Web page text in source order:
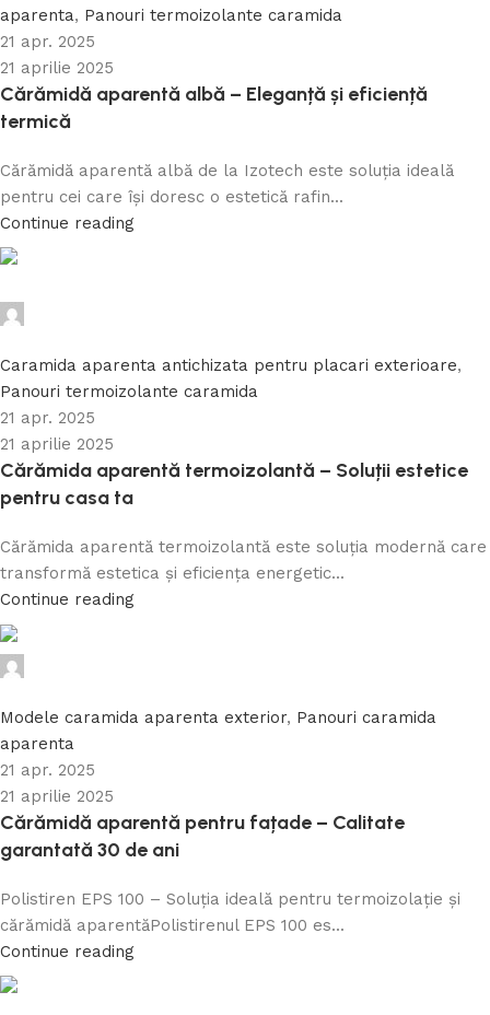
aparenta, Panouri termoizolante caramida
21 apr. 2025
21 aprilie 2025
Cărămidă aparentă albă – Eleganță și eficiență
termică
Cărămidă aparentă albă de la Izotech este soluția ideală
pentru cei care își doresc o estetică rafin...
Continue reading
Caramida aparenta antichizata pentru placari exterioare,
Panouri termoizolante caramida
21 apr. 2025
21 aprilie 2025
Cărămida aparentă termoizolantă – Soluții estetice
pentru casa ta
Cărămida aparentă termoizolantă este soluția modernă care
transformă estetica și eficiența energetic...
Continue reading
Modele caramida aparenta exterior, Panouri caramida
aparenta
21 apr. 2025
21 aprilie 2025
Cărămidă aparentă pentru fațade – Calitate
garantată 30 de ani
Polistiren EPS 100 – Soluția ideală pentru termoizolație și
cărămidă aparentăPolistirenul EPS 100 es...
Continue reading